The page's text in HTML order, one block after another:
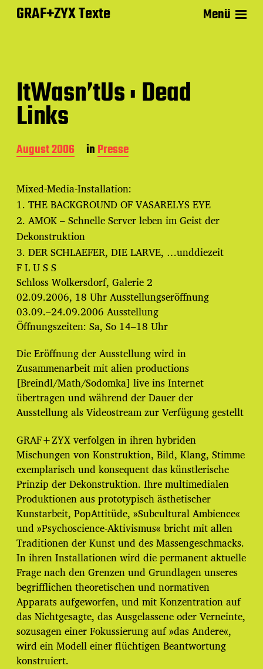
GRAF+ZYX Texte Menü
ItWasn’tUs : Dead
Links
B
e
t
r
a
g
s
d
a
t
u
m
August 2006 inPresse
Mixed-Media-Installation:
1. THE BACKGROUND OF VASARELYS EYE
2. AMOK – Schnelle Server leben im Geist der
Dekonstruktion
3. DER SCHLAEFER, DIE LARVE, …unddiezeit
F L U S S
Schloss Wolkersdorf, Galerie 2
02.09.2006, 18 Uhr Ausstellungseröffnung
03.09.–24.09.2006 Ausstellung
Öffnungszeiten: Sa, So 14–18 Uhr
Die Eröffnung der Ausstellung wird in
Zusammenarbeit mit alien productions
[Breindl/Math/Sodomka] live ins Internet
übertragen und während der Dauer der
Ausstellung als Videostream zur Verfügung gestellt
GRAF+ZYX verfolgen in ihren hybriden
Mischungen von Konstruktion, Bild, Klang, Stimme
exemplarisch und konsequent das künstlerische
Prinzip der Dekonstruktion. Ihre multimedialen
Produktionen aus prototypisch ästhetischer
Kunstarbeit, Pop­Attitüde, »Subcultural Ambience«
und »Psychoscience-Aktivismus« bricht mit allen
Traditionen der Kunst und des Massengeschmacks.
In ihren Installationen wird die permanent aktuelle
Frage nach den Grenzen und Grundlagen unseres
begrifflichen theoretischen und normativen
Apparats aufgeworfen, und mit Konzentration auf
das Nichtgesagte, das Ausgelassene oder Verneinte,
sozusagen einer Fokussierung auf »das Andere«,
wird ein Modell einer flüchtigen Beantwortung
konstruiert.